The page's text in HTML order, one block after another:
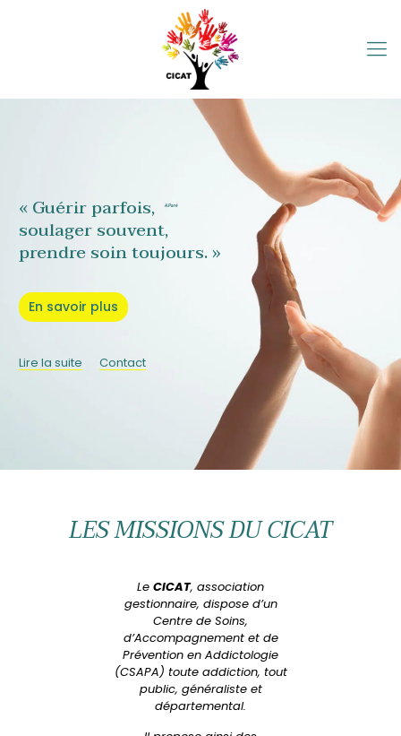
« Guérir parfois,
soulager souvent,
prendre soin toujours. »
En savoir plus
Lire la suite Contact
A.Paré
LES MISSIONS DU CICAT
Le CICAT, association
gestionnaire, dispose d’un
Centre de Soins,
d’Accompagnement et de
Prévention en Addictologie
(CSAPA) toute addiction, tout
public, généraliste et
départemental.